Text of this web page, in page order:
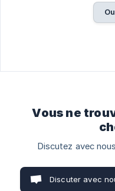
Vous ne
Discutez avec
Discuter avec